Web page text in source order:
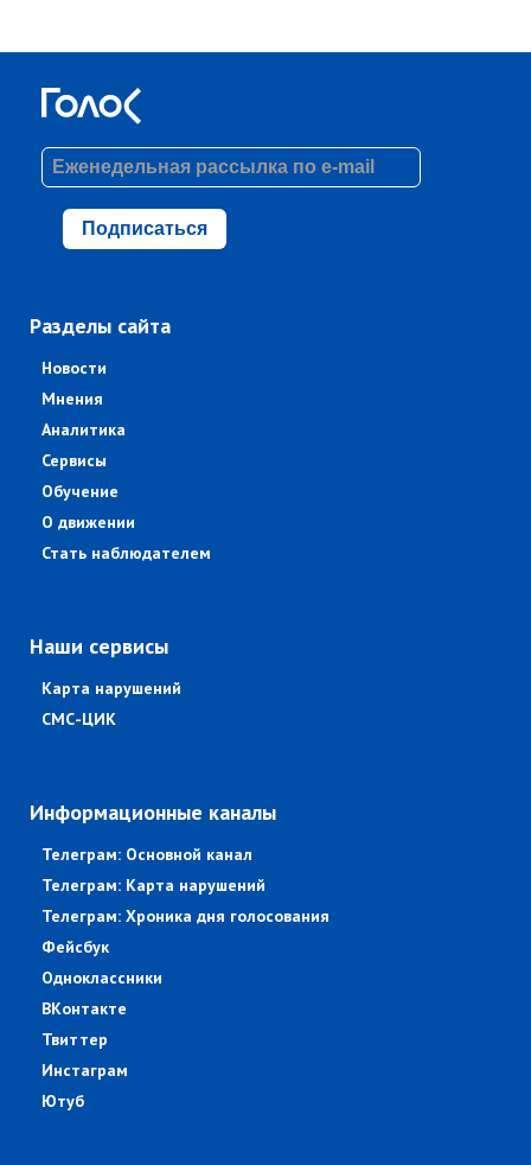
Подписаться
Разделы сайта
Новости
Мнения
Аналитика
Сервисы
Обучение
О движении
Стать наблюдателем
Наши сервисы
Карта нарушений
СМС-ЦИК
Информационные каналы
Телеграм: Основной канал
Телеграм: Карта нарушений
Телеграм: Хроника дня голосования
Фейсбук
Одноклассники
ВКонтакте
Твиттер
Инстаграм
Ютуб